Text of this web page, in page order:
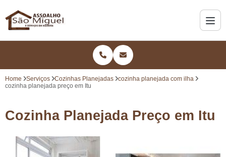
Home Serviços Cozinhas Planejadas
cozinha planejada com ilha
cozinha planejada preço em Itu
Cozinha Planejada Preço em Itu